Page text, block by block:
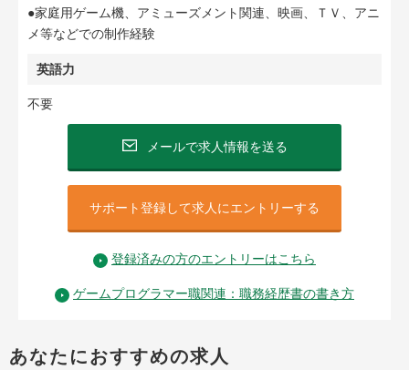
●家庭用ゲーム機、アミューズメント関連、映画、ＴＶ、アニ
メ等などでの制作経験
英語力
不要
メールで求人情報を送る
サポート登録して求人にエントリーする
登録済みの方のエントリーはこちら
ゲームプログラマー職関連：職務経歴書の書き方
あなたにおすすめの求人